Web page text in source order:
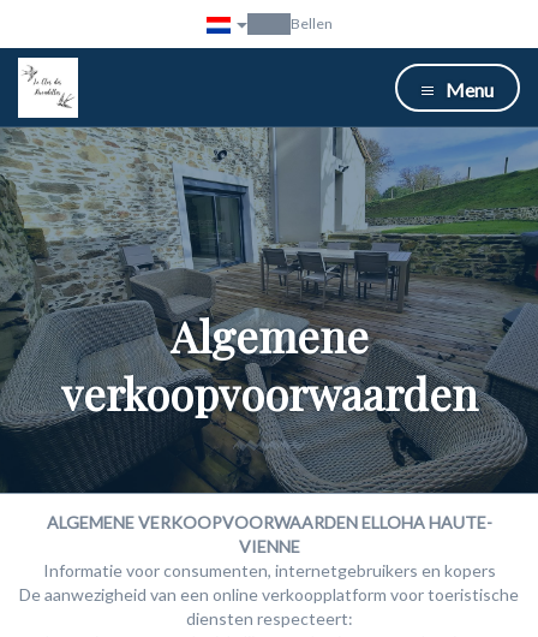
Bellen
Menu
Algemene
verkoopvoorwaarden
ALGEMENE VERKOOPVOORWAARDEN ELLOHA HAUTE-
VIENNE
Informatie voor consumenten, internetgebruikers en kopers
De aanwezigheid van een online verkoopplatform voor toeristische
diensten respecteert: